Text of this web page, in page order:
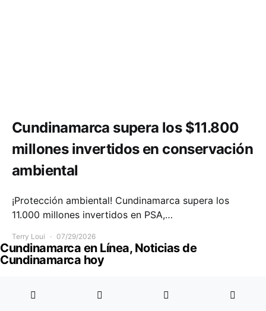
Cundinamarca supera los $11.800
millones invertidos en conservación
ambiental
¡Protección ambiental! Cundinamarca supera los
11.000 millones invertidos en PSA,…
Terry Loui 07/29/2026
Cundinamarca en Línea, Noticias de
Cundinamarca hoy
Fusagasugá